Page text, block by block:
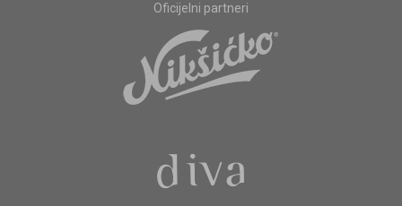
Oficijelni partneri